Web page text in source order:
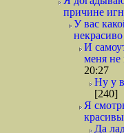
причине
У вас
И
меня не
20:27
Ну у
[240]
Я
Да